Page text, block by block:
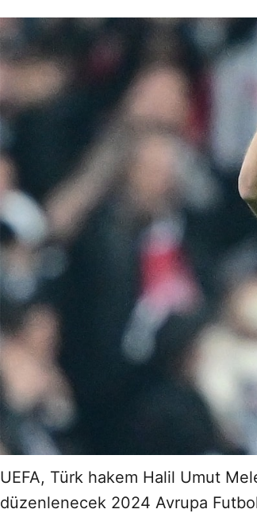
UEFA, Türk hakem Halil Umut
düzenlenecek 2024 Avrupa